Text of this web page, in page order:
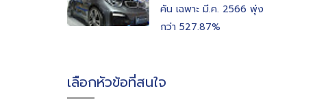
คัน เฉพาะ มี.ค. 2566 พุ่ง
กว่า 527.87%
เลือกหัวข้อที่สนใจ